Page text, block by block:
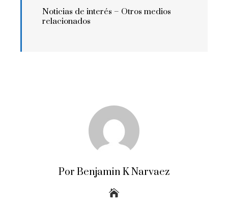
Noticias de interés – Otros medios
relacionados
Por Benjamin K Narvaez